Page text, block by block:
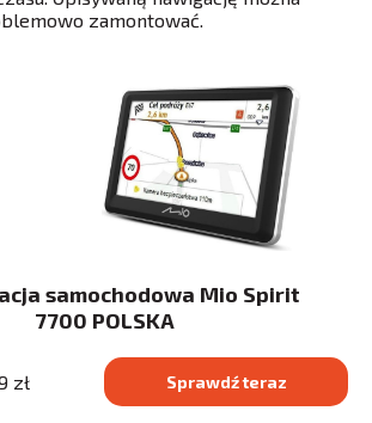
zamontować.
samochodowa Mio Spirit
7700 POLSKA
zł Sprawdź teraz